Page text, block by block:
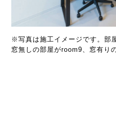
※写真は施工イメージです。部
窓無しの部屋がroom9、窓有り